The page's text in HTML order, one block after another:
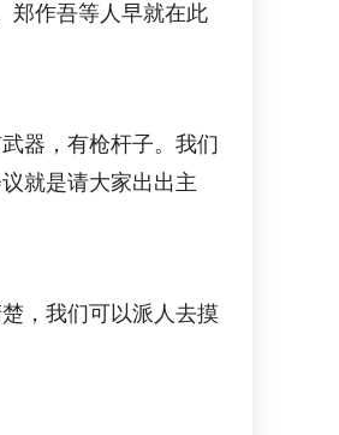
郑作吾等人早就在此
器，有枪杆子。我们
就是请大家出出主
，我们可以派人去摸